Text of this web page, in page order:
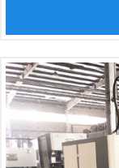
gallons. Utilisant
et le moulage
purifiée et d’eau
l’efficacité
constante des
industrielles à